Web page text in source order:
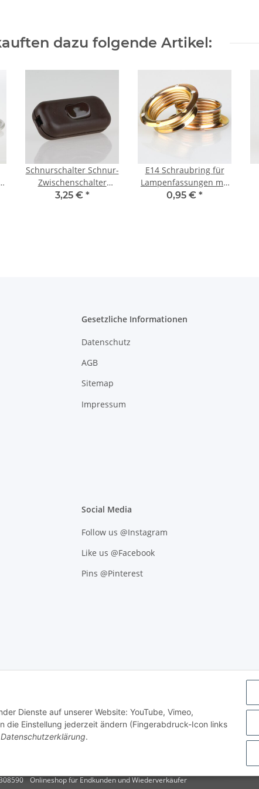
Dienste auf unserer Website: YouTube, Vimeo,
die Einstellung jederzeit ändern (Fingerabdruck-Icon links
Datenschutzerklärung.
dazu folgende Artikel:
Schnurschalter Schnur-
Zwischenschalter
braun 60x26mm
3,25 € *
E14 Schraubring für
Lampenfassungen mit
Außengewinde, Metall
0,95 € *
Gesetzliche Informationen
Datenschutz
AGB
Sitemap
Impressum
Social Media
Follow us @Instagram
Like us @Facebook
Pins @Pinterest
Onlineshop für Endkunden und Wiederverkäufer